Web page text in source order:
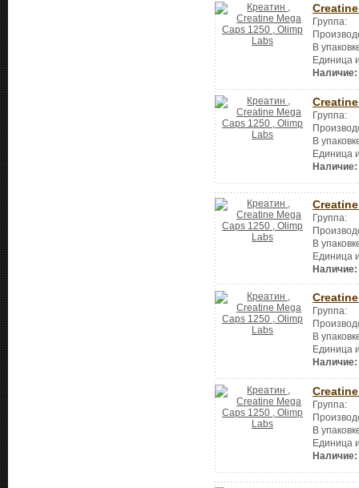
Группа:
В
Единица
Наличие:
Группа:
В
Единица
Наличие:
Группа:
В
Единица
Наличие:
Группа:
В
Единица
Наличие:
Группа:
В
Единица
Наличие: